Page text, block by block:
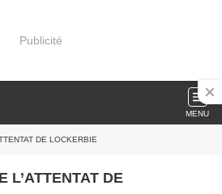
Publicité
MENU
DE LOCKERBIE
L’ATTENTAT DE